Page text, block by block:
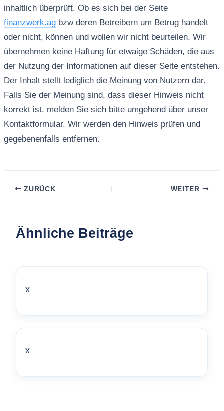
inhaltlich überprüft. Ob es sich bei der Seite
finanzwerk.agbzw deren Betreibern um Betrug handelt
oder nicht, können und wollen wir nicht beurteilen. Wir
übernehmen keine Haftung für etwaige Schäden, die aus
der Nutzung der Informationen auf dieser Seite entstehen.
Der Inhalt stellt lediglich die Meinung von Nutzern dar.
Falls Sie der Meinung sind, dass dieser Hinweis nicht
korrekt ist, melden Sie sich bitte umgehend über unser
Kontaktformular. Wir werden den Hinweis prüfen und
gegebenenfalls entfernen.
ZURÜCK WEITER
Ähnliche Beiträge
x
x